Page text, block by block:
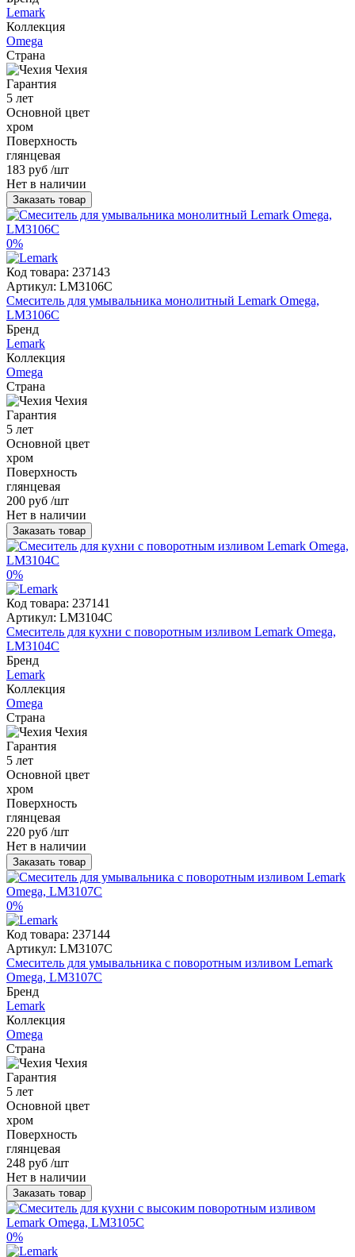
Lemark
Коллекция
Omega
Страна
Чехия
Гарантия
5 лет
Основной цвет
хром
Поверхность
глянцевая
183 руб /шт
Нет в наличии
Заказать товар
0%
Код товара: 237143
Артикул: LM3106C
Смеситель для умывальника монолитный Lemark Omega,
LM3106C
Бренд
Lemark
Коллекция
Omega
Страна
Чехия
Гарантия
5 лет
Основной цвет
хром
Поверхность
глянцевая
200 руб /шт
Нет в наличии
Заказать товар
0%
Код товара: 237141
Артикул: LM3104C
Смеситель для кухни с поворотным изливом Lemark Omega,
LM3104C
Бренд
Lemark
Коллекция
Omega
Страна
Чехия
Гарантия
5 лет
Основной цвет
хром
Поверхность
глянцевая
220 руб /шт
Нет в наличии
Заказать товар
0%
Код товара: 237144
Артикул: LM3107C
Смеситель для умывальника с поворотным изливом Lemark
Omega, LM3107C
Бренд
Lemark
Коллекция
Omega
Страна
Чехия
Гарантия
5 лет
Основной цвет
хром
Поверхность
глянцевая
248 руб /шт
Нет в наличии
Заказать товар
0%